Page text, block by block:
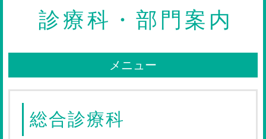
診療科・部門案内
メニュー
総合診療科